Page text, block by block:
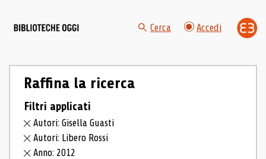
Cerca Accedi
Raffina la ricerca
Filtri applicati
Autori: Gisella Guasti
Autori: Libero Rossi
Anno: 2012